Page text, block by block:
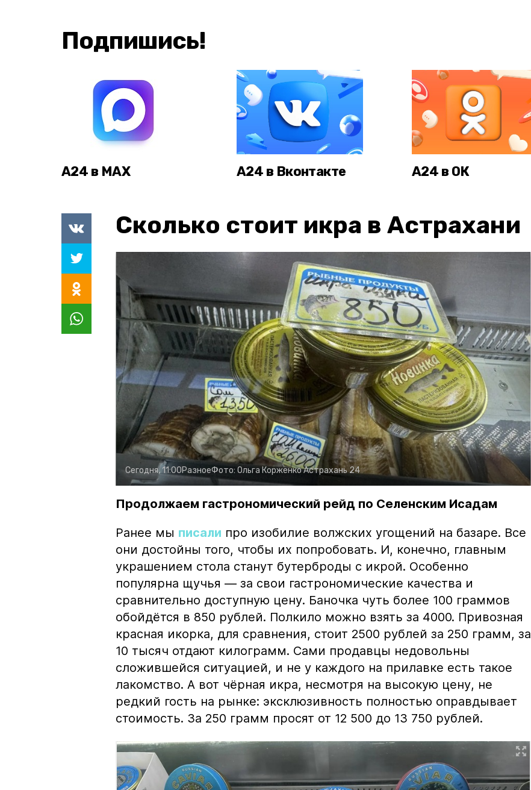
Подпишись!
А24 в MAX А24 в Вконтакте А24 в ОК
Сколько стоит икра в Астрахани
Сегодня, 11:00РазноеФото: Ольга КорженкоАстрахань 24
Продолжаем гастрономический рейд по Селенским Исадам
Ранее мы писали про изобилие волжских угощений на базаре. Все
они достойны того, чтобы их попробовать. И, конечно, главным
украшением стола станут бутерброды с икрой. Особенно
популярна щучья — за свои гастрономические качества и
сравнительно доступную цену. Баночка чуть более 100 граммов
обойдётся в 850 рублей. Полкило можно взять за 4000. Привозная
красная икорка, для сравнения, стоит 2500 рублей за 250 грамм, за
10 тысяч отдают килограмм. Сами продавцы недовольны
сложившейся ситуацией, и не у каждого на прилавке есть такое
лакомство. А вот чёрная икра, несмотря на высокую цену, не
редкий гость на рынке: эксклюзивность полностью оправдывает
стоимость. За 250 грамм просят от 12 500 до 13 750 рублей.